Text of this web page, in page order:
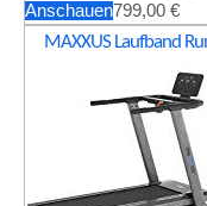
Anschauen799,00 €
MAXXUS Laufband